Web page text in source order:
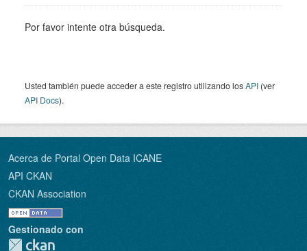
Por favor intente otra búsqueda.
Usted también puede acceder a este registro utilizando losAPI (ver
API Docs).
Acerca de Portal Open Data ICANE
API CKAN
CKAN Association
Gestionado con